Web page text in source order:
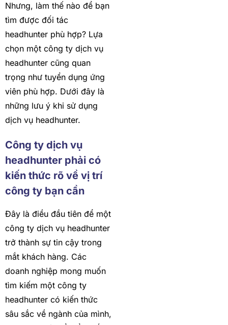
Nhưng, làm thế nào để bạn
tìm được đối tác
headhunter phù hợp? Lựa
chọn một công ty dịch vụ
headhunter cũng quan
trọng như tuyển dụng ứng
viên phù hợp. Dưới đây là
những lưu ý khi sử dụng
dịch vụ headhunter.
Công ty dịch vụ
headhunter phải có
kiến thức rõ về vị trí
công ty bạn cần
Đây là điều đầu tiên để một
công ty dịch vụ headhunter
trở thành sự tin cậy trong
mắt khách hàng. Các
doanh nghiệp mong muốn
tìm kiếm một công ty
headhunter có kiến thức
sâu sắc về ngành của mình,